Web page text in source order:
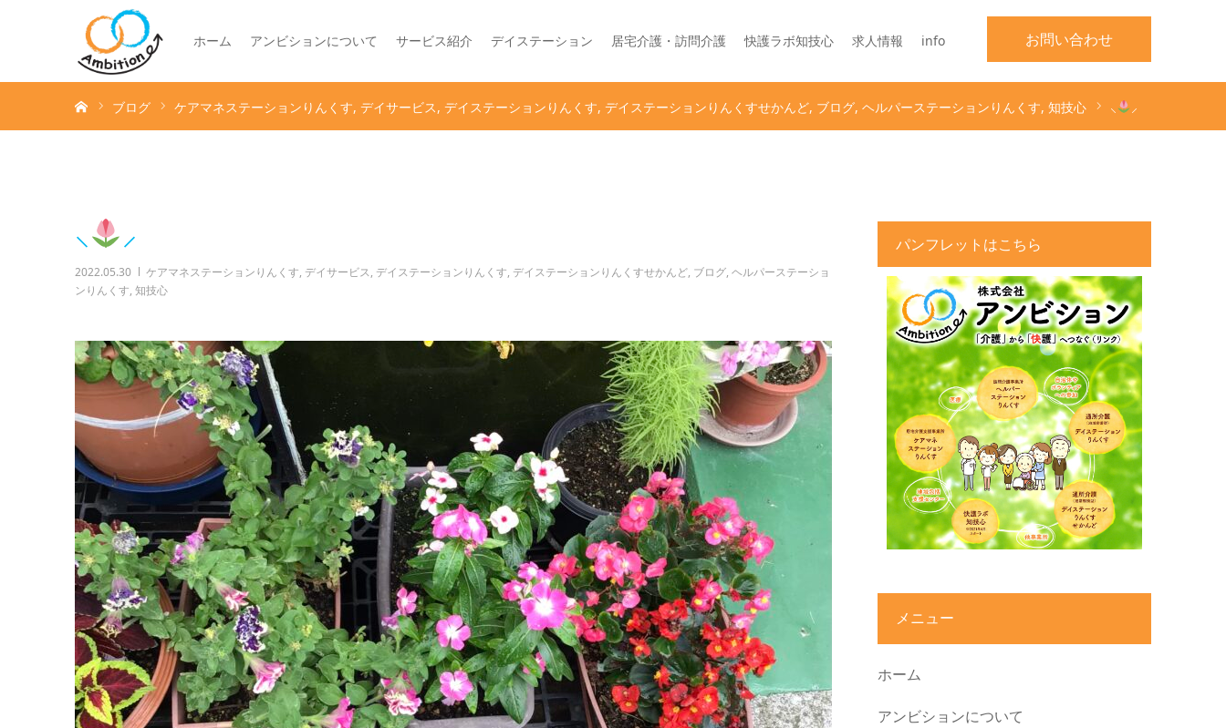
お問い合わせ
ホーム アンビションについて サービス紹介 デイステーション 居宅介護・訪問介護 快護ラボ知技心 求人情報 info
ブログ ケアマネステーションりんくす デイサービス デイステーションりんくす デイステーションりんくすせかんど ブログ ヘルパーステーションりんくす 知技心 ⸜ ︎⸝‍
⸜ ︎⸝‍
2022.05.30 ケアマネステーションりんくす, デイサービス, デイステーションりんくす, デイステーションりんくすせかんど, ブログ, ヘルパーステーショ
ンりんくす, 知技心
パンフレットはこちら
メニュー
ホーム
アンビションについて